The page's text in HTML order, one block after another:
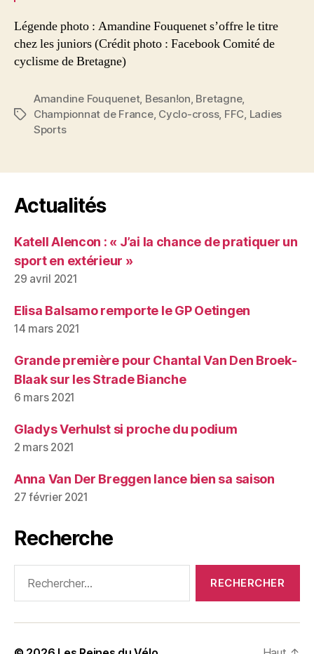
Légende photo : Amandine Fouquenet s’offre le titre
chez les juniors (Crédit photo : Facebook Comité de
cyclisme de Bretagne)
Étiquettes
Amandine Fouquenet, Besan!on, Bretagne,
Championnat de France, Cyclo-cross, FFC, Ladies
Sports
Actualités
Katell Alencon : « J’ai la chance de pratiquer un
sport en extérieur »
29 avril 2021
Elisa Balsamo remporte le GP Oetingen
14 mars 2021
Grande première pour Chantal Van Den Broek-
Blaak sur les Strade Bianche
6 mars 2021
Gladys Verhulst si proche du podium
2 mars 2021
Anna Van Der Breggen lance bien sa saison
27 février 2021
Recherche